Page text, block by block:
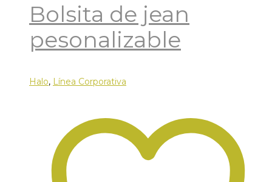
Bolsita de jean
pesonalizable
Halo, Línea Corporativa